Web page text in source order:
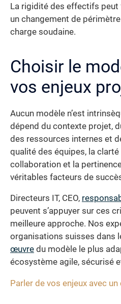
La rigidité des effectifs peut
un changement de
charge soudaine.
Choisir le
vos enjeux
Aucun modèle n’est
dépend du contexte projet,
des ressources internes et
qualité des équipes, la
collaboration et la
véritables facteurs de
Directeurs IT, CEO,
peuvent s’appuyer sur ces
meilleure approche. Nos
organisations suisses dans
œuvre du modèle le plus
écosystème agile, sécurisé
Parler de vos enjeux avec un